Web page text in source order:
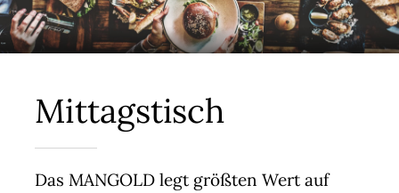
Mittagstisch
Das MANGOLD legt größten Wert auf